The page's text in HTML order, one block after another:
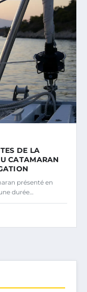
DE LA
CATAMARAN
présenté en
durée…